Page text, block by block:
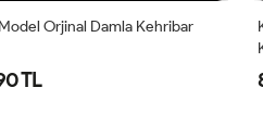
Orjinal Damla Kehribar
TL